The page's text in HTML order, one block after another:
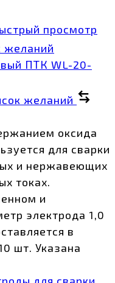
просмотр
желаний
желаний
оксида
для сварки
и нержавеющих
токах.
и
электрода 1,0
в
шт. Указана